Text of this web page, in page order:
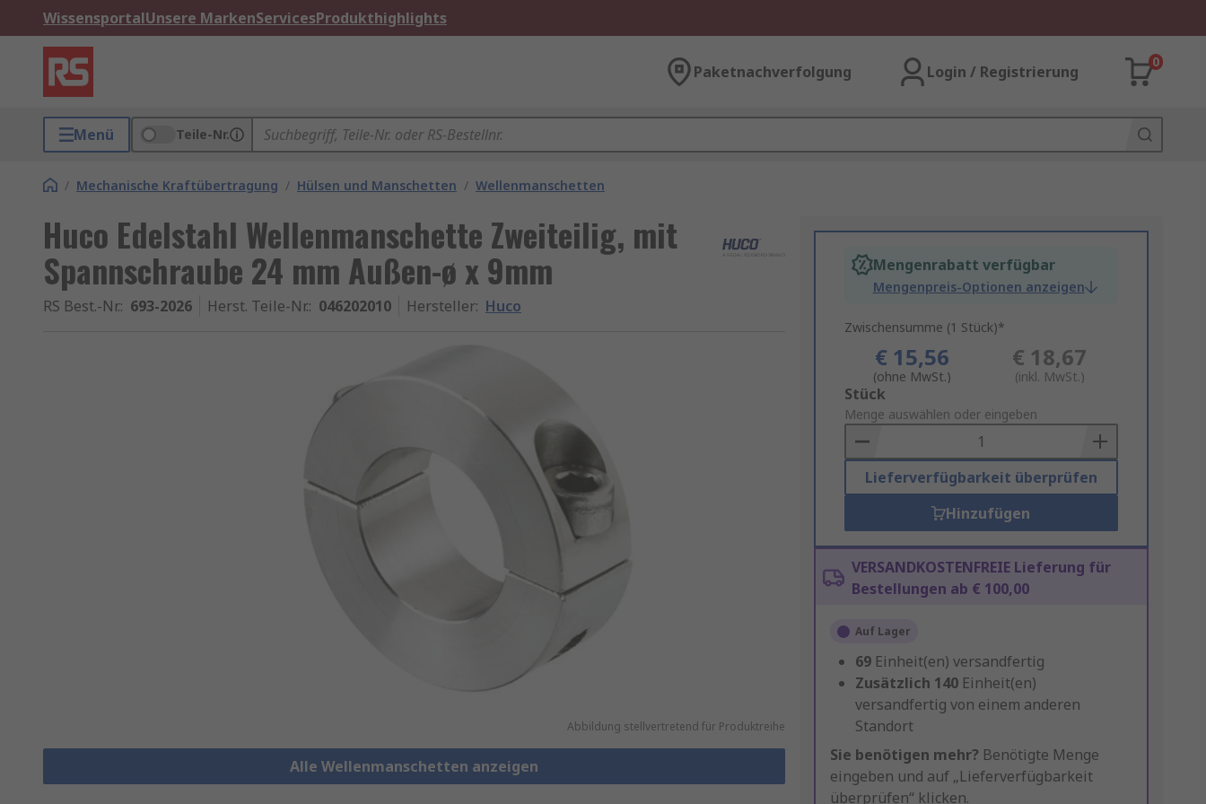
WissensportalUnsere MarkenServicesProdukthighlights
Paketnachverfolgung Login / Registrierung
0
Menü Teile-Nr.
/ Mechanische Kraftübertragung / Hülsen und Manschetten / Wellenmanschetten
Huco Edelstahl Wellenmanschette Zweiteilig, mit
Spannschraube 24 mm Außen-ø x 9mm
RS Best.-Nr.: 693-2026 Herst. Teile-Nr.: 046202010 Hersteller: Huco
Abbildung stellvertretend für Produktreihe
Alle Wellenmanschetten anzeigen
Mengenrabatt verfügbar
Mengenpreis-Optionen anzeigen
Zwischensumme (1 Stück)*
€ 15,56
(ohne MwSt.)
€ 18,67
(inkl. MwSt.)
Add
to
Basket
Stück
Menge auswählen oder eingeben
Lieferverfügbarkeit überprüfen
Hinzufügen
VERSANDKOSTENFREIE Lieferung für
Bestellungen ab € 100,00
Auf Lager
69 Einheit(en) versandfertig
Zusätzlich 140 Einheit(en)
versandfertig von einem anderen
Standort
Sie benötigen mehr? Benötigte Menge
eingeben und auf „Lieferverfügbarkeit
überprüfen“ klicken.